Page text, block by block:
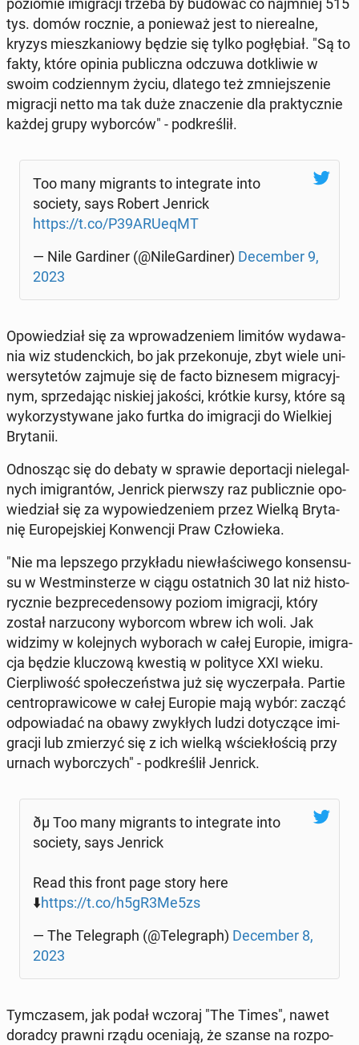
po­zio­mie imi­gra­cji trzeba by budować co naj­mniej 515
tys. domów rocznie, a po­nie­waż jest to nie­re­al­ne,
kryzys miesz­ka­nio­wy będzie się tylko po­głę­biał. "Są to
fakty, które opinia pu­blicz­na odczuwa do­tkli­wie w
swoim co­dzien­nym życiu, dlatego też zmniej­sze­nie
mi­gra­cji netto ma tak duże zna­cze­nie dla prak­tycz­nie
każdej grupy wy­bor­ców" - pod­kre­ślił.
Too many mi­grants to in­te­gra­te into
society, says Robert Jenrick
https://t.co/P39ARUeqMT
— Nile Gar­di­ner (@Ni­le­Gar­di­ner) De­cem­ber 9,
2023
Opo­wie­dział się za wpro­wa­dze­niem limitów wy­da­wa­
nia wiz stu­denc­kich, bo jak prze­ko­nu­je, zbyt wiele uni­
wer­sy­te­tów zajmuje się de facto biz­ne­sem mi­gra­cyj­
nym, sprze­da­jąc niskiej jakości, krótkie kursy, które są
wy­ko­rzy­sty­wa­ne jako furtka do imi­gra­cji do Wiel­kiej
Bry­ta­nii.
Od­no­sząc się do debaty w sprawie de­por­ta­cji nie­le­gal­
nych imi­gran­tów, Jenrick pierw­szy raz pu­blicz­nie opo­
wie­dział się za wy­po­wie­dze­niem przez Wielką Bry­ta­
nię Eu­ro­pej­skiej Kon­wen­cji Praw Czło­wie­ka.
"Nie ma lep­sze­go przy­kła­du nie­wła­ści­we­go kon­sen­su­
su w West­min­ste­rze w ciągu ostat­nich 30 lat niż hi­sto­
rycz­nie bez­pre­ce­den­so­wy poziom imi­gra­cji, który
został na­rzu­co­ny wy­bor­com wbrew ich woli. Jak
widzimy w ko­lej­nych wy­bo­rach w całej Europie, imi­gra­
cja będzie klu­czo­wą kwestią w po­li­ty­ce XXI wieku.
Cier­pli­wość spo­łe­czeń­stwa już się wy­czer­pa­ła. Partie
cen­tro­pra­wi­co­we w całej Europie mają wybór: zacząć
od­po­wia­dać na obawy zwy­kłych ludzi do­ty­czą­ce imi­
gra­cji lub zmie­rzyć się z ich wielką wście­kło­ścią przy
urnach wy­bor­czych" - pod­kre­ślił Jenrick.
ðµ Too many mi­grants to in­te­gra­te into
society, says Jenrick
Read this front page story here
⬇️https://t.co/h5gR3Me5zs
— The Te­le­graph (@Te­le­graph) De­cem­ber 8,
2023
Tym­cza­sem, jak podał wczoraj "The Times", nawet
doradcy prawni rządu oce­nia­ją, że szanse na roz­po­